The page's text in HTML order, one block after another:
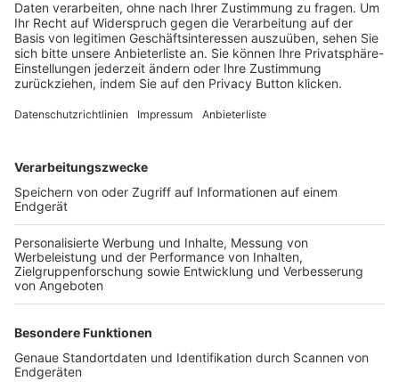
Trainerbörse
Login SpielPlus
FOLGE DEM BFV
TOP-VEREINE
TOP-PARTNER